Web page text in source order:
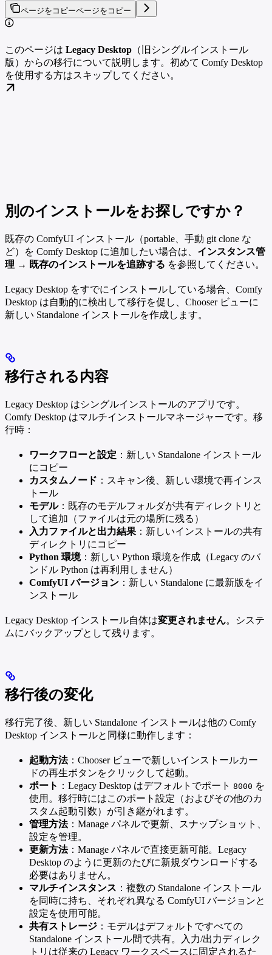
ページをコピーページをコピー
このページは Legacy Desktop （旧シングルインストール
版）からの移行について説明します。初めて Comfy Desktop
を使用する方はスキップしてください。
別のインストールをお探しですか？
既存の ComfyUI インストール（portable、手動 git clone な
ど）を Comfy Desktop に追加したい場合は、 インスタンス管
理 → 既存のインストールを追跡する を参照してください。
Legacy Desktop をすでにインストールしている場合、Comfy
Desktop は自動的に検出して移行を促し、Chooser ビューに
新しい Standalone インストールを作成します。
移行される内容
Legacy Desktop はシングルインストールのアプリです。
Comfy Desktop はマルチインストールマネージャーです。移
行時：
ワークフローと設定 ：新しい Standalone インストール
にコピー
カスタムノード ：スキャン後、新しい環境で再インス
トール
モデル：既存のモデルフォルダが共有ディレクトリと
して追加（ファイルは元の場所に残る）
入力ファイルと出力結果 ：新しいインストールの共有
ディレクトリにコピー
Python 環境：新しい Python 環境を作成（Legacy のバ
ンドル Python は再利用しません）
ComfyUI バージョン ：新しい Standalone に最新版をイ
ンストール
Legacy Desktop インストール自体は変更されません。システ
ムにバックアップとして残ります。
移行後の変化
移行完了後、新しい Standalone インストールは他の Comfy
Desktop インストールと同様に動作します：
起動方法：Chooser ビューで新しいインストールカー
ドの再生ボタンをクリックして起動。
ポート ：Legacy Desktop はデフォルトでポート 8000 を
使用。移行時にはこのポート設定（およびその他のカ
スタム起動引数）が引き継がれます。
管理方法：Manage パネルで更新、スナップショット、
設定を管理。
更新方法：Manage パネルで直接更新可能。Legacy
Desktop のように更新のたびに新規ダウンロードする
必要はありません。
マルチインスタンス ：複数の Standalone インストール
を同時に持ち、それぞれ異なる ComfyUI バージョンと
設定を使用可能。
共有ストレージ ：モデルはデフォルトですべての
Standalone インストール間で共有。入力/出力ディレク
トリは従来の Legacy ワークスペースに固定されるた